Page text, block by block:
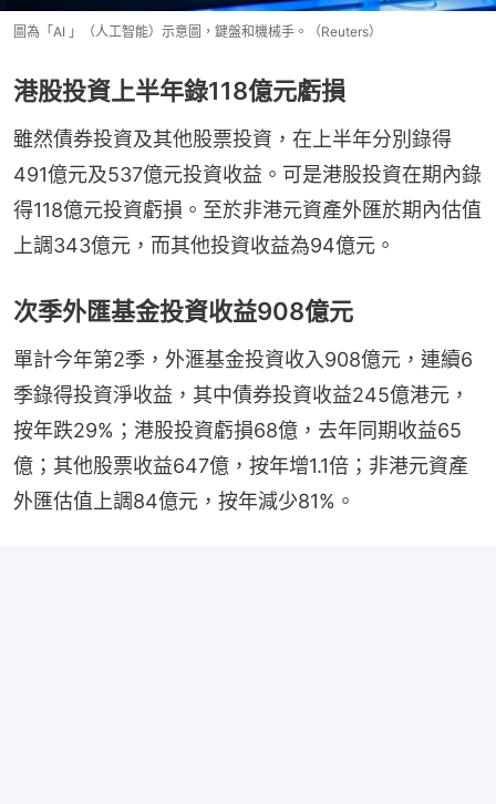
圖為「AI 」（人工智能）示意圖，鍵盤和機械手。（Reuters）
港股投資上半年錄118億元虧損
雖然債券投資及其他股票投資，在上半年分別錄得
491億元及537億元投資收益。可是港股投資在期內錄
得118億元投資虧損。至於非港元資產外匯於期內估值
上調343億元，而其他投資收益為94億元。
次季外匯基金投資收益908億元
單計今年第2季，外滙基金投資收入908億元，連續6
季錄得投資淨收益，其中債券投資收益245億港元，
按年跌29%；港股投資虧損68億，去年同期收益65
億；其他股票收益647億，按年增1.1倍；非港元資產
外匯估值上調84億元，按年減少81%。